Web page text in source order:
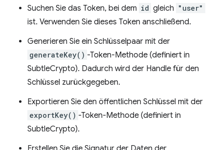
Suchen Sie das Token, bei dem id gleich "user"
ist. Verwenden Sie dieses Token anschließend.
Generieren Sie ein Schlüsselpaar mit der
generateKey() -Token-Methode (definiert in
SubtleCrypto). Dadurch wird der Handle für den
Schlüssel zurückgegeben.
Exportieren Sie den öffentlichen Schlüssel mit der
exportKey() -Token-Methode (definiert in
SubtleCrypto).